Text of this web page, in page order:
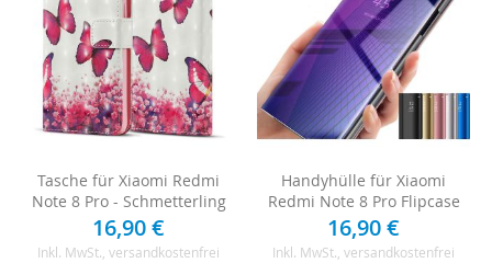
Tasche für Xiaomi Redmi
Note 8 Pro - Schmetterling
16,90 €
Inkl. MwSt., versandkostenfrei
Handyhülle für Xiaomi
Redmi Note 8 Pro Flipcase
16,90 €
Inkl. MwSt., versandkostenfrei